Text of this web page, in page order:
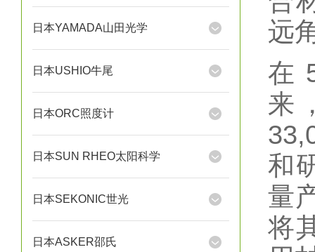
日本YAMADA山田光学
日本USHIO牛尾
日本ORC照度计
日本SUN RHEO太阳科学
日本SEKONIC世光
日本ASKER邵氏
远
在
来
和
量
将